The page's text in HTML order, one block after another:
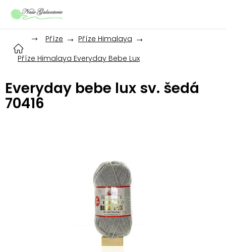
Příze
Příze Himalaya
Příze Himalaya Everyday Bebe Lux
Everyday bebe lux sv. šedá
70416